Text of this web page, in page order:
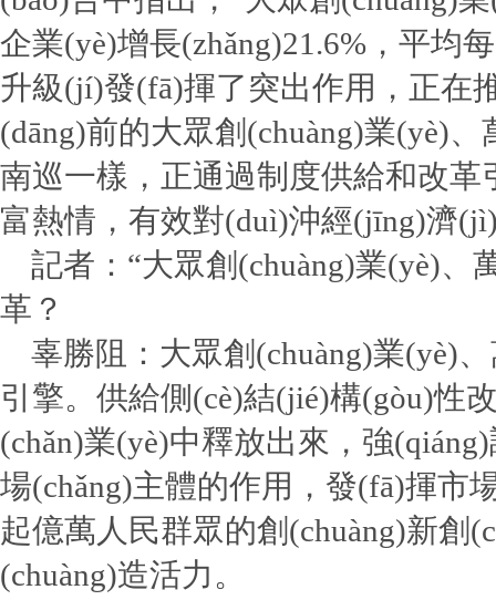
企業(yè)增長(zhǎng)21.6%，平均
升級(jí)發(fā)揮了突出作用，正在
(dāng)前的大眾創(chuàng)業(yè)
南巡一樣，正通過制度供給和改革
富熱情，有效對(duì)沖經(jīng)濟
記者：“大眾創(chuàng)業(yè)、
革？
辜勝阻：大眾創(chuàng)業(yè)
引擎。供給側(cè)結(jié)構(gòu)性
(chǎn)業(yè)中釋放出來，強
場(chǎng)主體的作用，發(fā)揮市
起億萬人民群眾的創(chuàng)新創
(chuàng)造活力。